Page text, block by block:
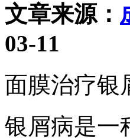
文章来源：
03-11
面膜治疗银
银屑病是一